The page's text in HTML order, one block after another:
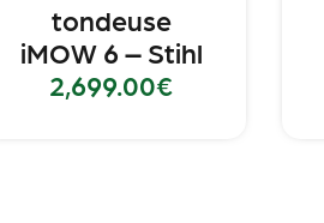
tondeuse
iMOW 6 – Stihl
2,699.00€